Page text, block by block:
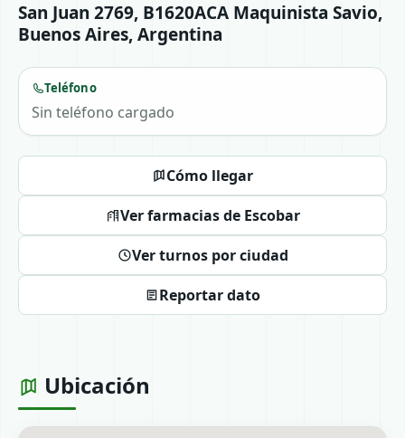
San Juan 2769, B1620ACA Maquinista Savio,
Buenos Aires, Argentina
Teléfono
Sin teléfono cargado
Cómo llegar
Ver farmacias de Escobar
Ver turnos por ciudad
Reportar dato
Ubicación